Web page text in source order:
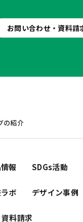
お問い合わせ・資料請
の紹介
報 SDGs活動
ボ デザイン事例
料請求